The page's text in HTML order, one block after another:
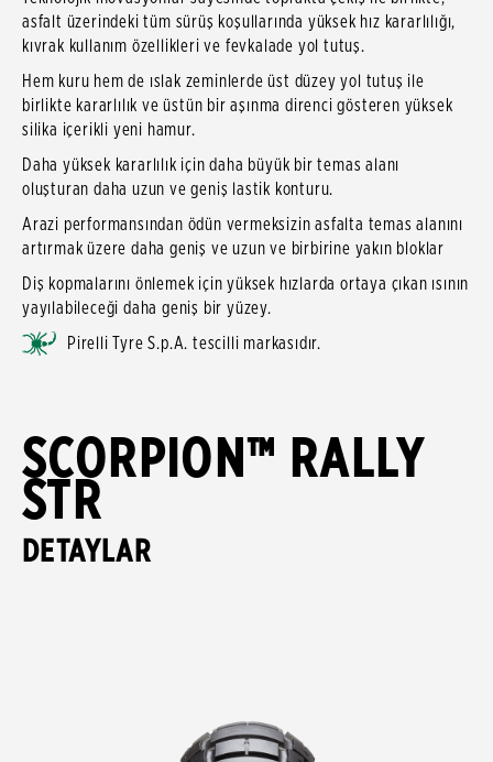
asfalt üzerindeki tüm sürüş koşullarında yüksek hız kararlılığı,
kıvrak kullanım özellikleri ve fevkalade yol tutuş.
Hem kuru hem de ıslak zeminlerde üst düzey yol tutuş ile
birlikte kararlılık ve üstün bir aşınma direnci gösteren yüksek
silika içerikli yeni hamur.
Daha yüksek kararlılık için daha büyük bir temas alanı
oluşturan daha uzun ve geniş lastik konturu.
Arazi performansından ödün vermeksizin asfalta temas alanını
artırmak üzere daha geniş ve uzun ve birbirine yakın bloklar
Diş kopmalarını önlemek için yüksek hızlarda ortaya çıkan ısının
yayılabileceği daha geniş bir yüzey.
Pirelli Tyre S.p.A. tescilli markasıdır.
SCORPION™ RALLY
STR
DETAYLAR